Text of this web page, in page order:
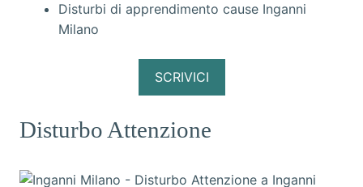
Disturbi di apprendimento cause Inganni
Milano
SCRIVICI
Disturbo Attenzione